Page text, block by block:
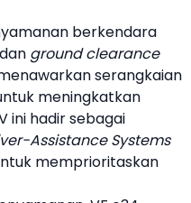
berkendara
ground clearance
serangkaian
meningkatkan
ini hadir sebagai
Assistance Systems
memprioritaskan